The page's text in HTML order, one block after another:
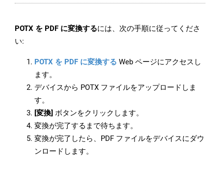
POTX を PDF に変換するには、次の手順に従ってくださ
い:
POTX を PDF に変換する Web ページにアクセスし
ます。
デバイスから POTX ファイルをアップロードしま
す。
[変換] ボタンをクリックします。
変換が完了するまで待ちます。
変換が完了したら、PDF ファイルをデバイスにダウ
ンロードします。